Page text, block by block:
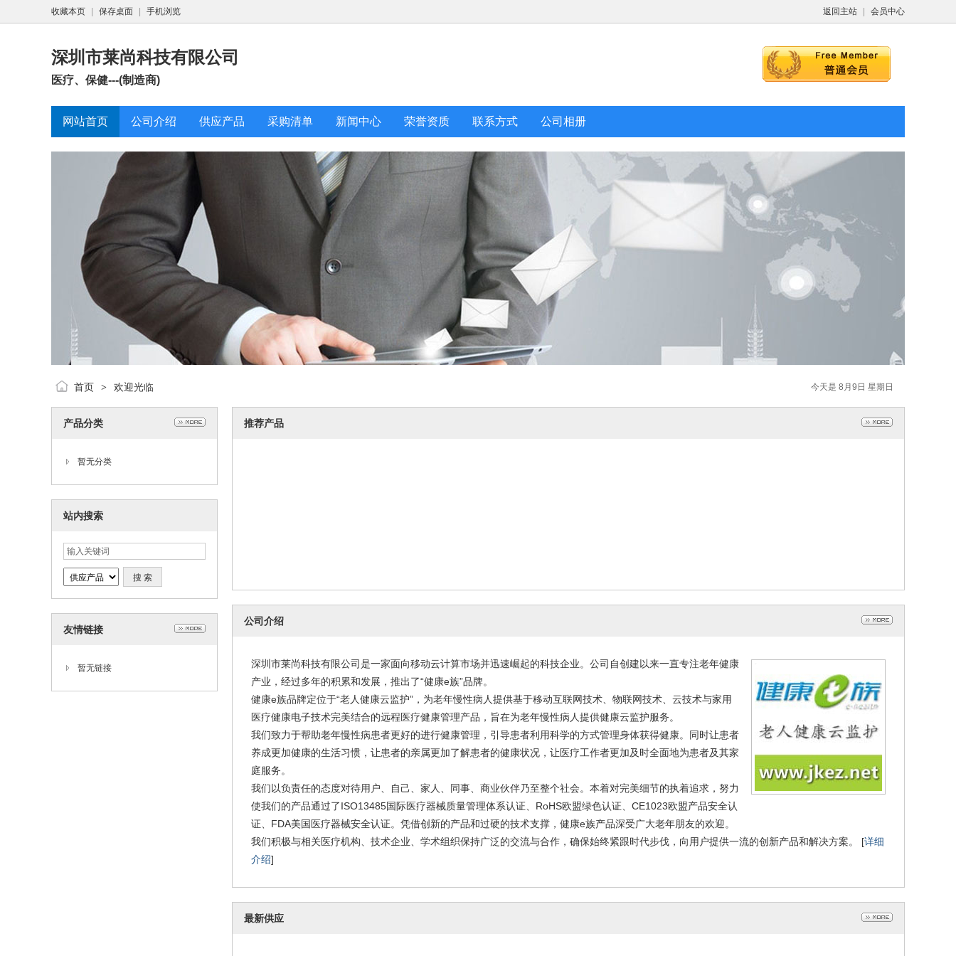
返回主站 会员中心
收藏本页 保存桌面 手机浏览
深圳市莱尚科技有限公司
医疗、保健---(制造商)
网站首页 公司介绍 供应产品 采购清单 新闻中心 荣誉资质 联系方式 公司相册
今天是 8月9日 星期日
首页 > 欢迎光临
产品分类
暂无分类
站内搜索
友情链接
暂无链接
推荐产品
公司介绍
深圳市莱尚科技有限公司是一家面向移动云计算市场并迅速崛起的科技企业。公司自创建以来一直专注老年健康
产业，经过多年的积累和发展，推出了“健康e族”品牌。
健康e族品牌定位于“老人健康云监护”，为老年慢性病人提供基于移动互联网技术、物联网技术、云技术与家用
医疗健康电子技术完美结合的远程医疗健康管理产品，旨在为老年慢性病人提供健康云监护服务。
我们致力于帮助老年慢性病患者更好的进行健康管理，引导患者利用科学的方式管理身体获得健康。同时让患者
养成更加健康的生活习惯，让患者的亲属更加了解患者的健康状况，让医疗工作者更加及时全面地为患者及其家
庭服务。
我们以负责任的态度对待用户、自己、家人、同事、商业伙伴乃至整个社会。本着对完美细节的执着追求，努力
使我们的产品通过了ISO13485国际医疗器械质量管理体系认证、RoHS欧盟绿色认证、CE1023欧盟产品安全认
证、FDA美国医疗器械安全认证。凭借创新的产品和过硬的技术支撑，健康e族产品深受广大老年朋友的欢迎。
我们积极与相关医疗机构、技术企业、学术组织保持广泛的交流与合作，确保始终紧跟时代步伐，向用户提供一流的创新产品和解决方案。 [详细
介绍]
最新供应